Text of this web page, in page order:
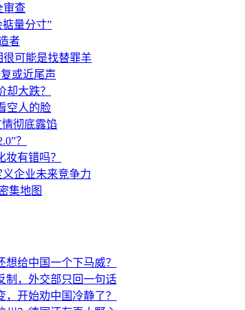
审查
量分寸”
者
可能是找替罪羊
或近尾声
大跌？
空人的脸
彻底露馅
？
有错吗？
企业未来竞争力
集地图
给中国一个下马威？
制，外交部只回一句话
开始劝中国冷静了？